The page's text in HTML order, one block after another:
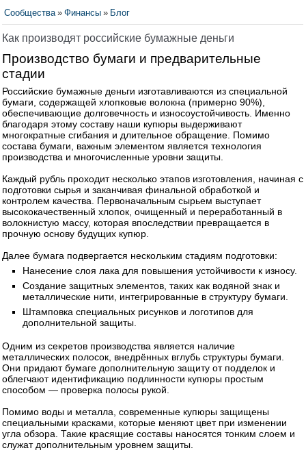
Сообщества » Финансы » Блог
Как производят российские бумажные деньги
Производство бумаги и предварительные
стадии
Российские бумажные деньги изготавливаются из специальной
бумаги, содержащей хлопковые волокна (примерно 90%),
обеспечивающие долговечность и износоустойчивость. Именно
благодаря этому составу наши купюры выдерживают
многократные сгибания и длительное обращение. Помимо
состава бумаги, важным элементом является технология
производства и многочисленные уровни защиты.
Каждый рубль проходит несколько этапов изготовления, начиная с
подготовки сырья и заканчивая финальной обработкой и
контролем качества. Первоначальным сырьем выступает
высококачественный хлопок, очищенный и переработанный в
волокнистую массу, которая впоследствии превращается в
прочную основу будущих купюр.
Далее бумага подвергается нескольким стадиям подготовки:
Нанесение слоя лака для повышения устойчивости к износу.
Создание защитных элементов, таких как водяной знак и
металлические нити, интегрированные в структуру бумаги.
Штамповка специальных рисунков и логотипов для
дополнительной защиты.
Одним из секретов производства является наличие
металлических полосок, внедрённых вглубь структуры бумаги.
Они придают бумаге дополнительную защиту от подделок и
облегчают идентификацию подлинности купюры простым
способом — проверка полосы рукой.
Помимо воды и металла, современные купюры защищены
специальными красками, которые меняют цвет при изменении
угла обзора. Такие красящие составы наносятся тонким слоем и
служат дополнительным уровнем защиты.